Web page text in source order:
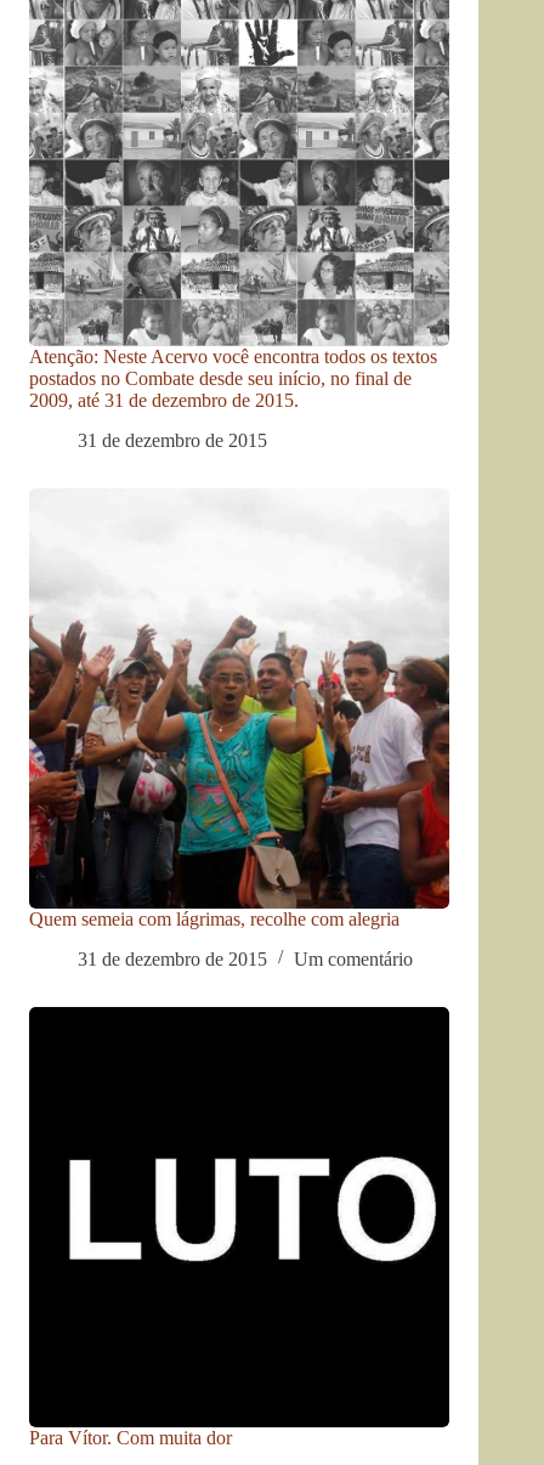
Atenção: Neste Acervo você encontra todos os textos
postados no Combate desde seu início, no final de
2009, até 31 de dezembro de 2015.
31 de dezembro de 2015
Quem semeia com lágrimas, recolhe com alegria
31 de dezembro de 2015
Um comentário
Para Vítor. Com muita dor